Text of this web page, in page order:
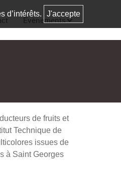
Evènements
de fruits et
Technique de
issues de
à Saint Georges
d’intérêts. J'accepte